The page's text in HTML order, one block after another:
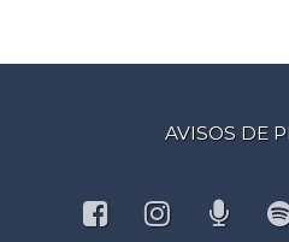
AVISOS DE
Facebook